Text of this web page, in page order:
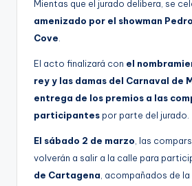
Mientas que el jurado delibera, se
amenizado por el showman
Cove
El acto finalizará con el
rey y las damas del Carnaval de
entrega de los premios a las
participantes por parte del jurado.
El sábado 2 de marzo , las
volverán a salir a la calle para
de Cartagena , acompañados de